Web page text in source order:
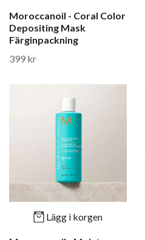
Moroccanoil - Coral Color
Depositing Mask
Färginpackning
399 kr
Lägg i korgen